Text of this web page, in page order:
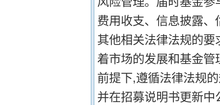
费用收支、信息披露
其他相关法律法规的
着市场的发展和基金
前提下,遵循法律法规
并在招募说明书更新